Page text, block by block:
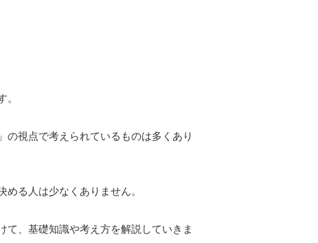
の視点で考えられているものは多くあり
る人は少なくありません。
、基礎知識や考え方を解説していきま